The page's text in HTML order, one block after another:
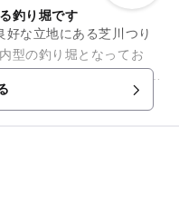
釣り堀です
な立地にある芝川つり
型の釣り堀となってお
をその場